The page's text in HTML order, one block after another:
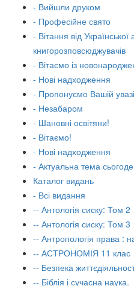
- Вийшли друком
- Професійне свято
- Вітання від Української
книгорозповсюджувачів
- Вітаємо із
- Нові надходження
- Пропонуємо Вашій увазі
- Незабаром
- Шановні освітяни!
- Вітаємо!
- Нові надходження
- Актуальна тема
Каталог видань
- Всі видання
-- Антологія сиску: Том 2
-- Антологія сиску: Том 3
-- Антропологія права :
-- АСТРОНОМІЯ 11 клас
-- Безпека
-- Біблія і сучасна наука.